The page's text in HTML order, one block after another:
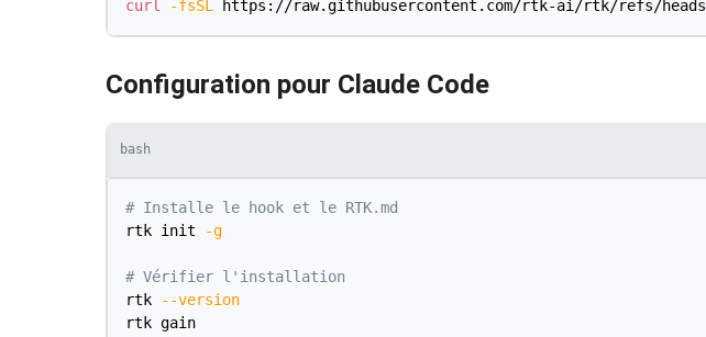
curl
-fsSL https://raw.githubusercontent.com/rtk-ai/rtk/refs/
Configuration pour Claude Code
bash
# Installe le hook et le RTK.md
rtk init
-g
# Vérifier l'installation
rtk
--version